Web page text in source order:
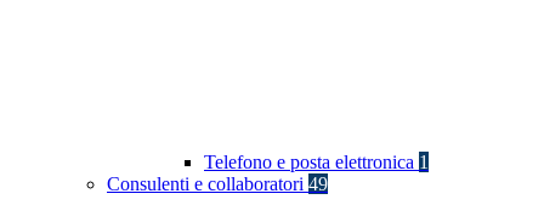
Telefono e posta elettronica 1
Consulenti e collaboratori 49